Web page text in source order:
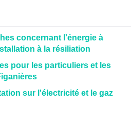
concernant l'énergie à
à la résiliation
pour les particuliers et les
sur l'électricité et le gaz